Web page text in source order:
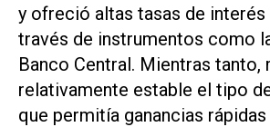
y ofreció altas tasas de interés
través de instrumentos como
Banco Central. Mientras tanto,
relativamente estable el tipo
que permitía ganancias